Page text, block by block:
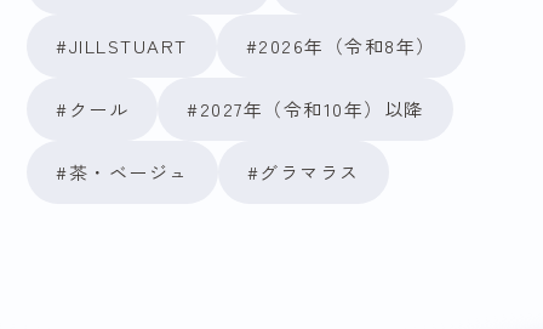
#JILLSTUART #2026年（令和8年）
#クール #2027年（令和10年）以降
#茶・ベージュ #グラマラス